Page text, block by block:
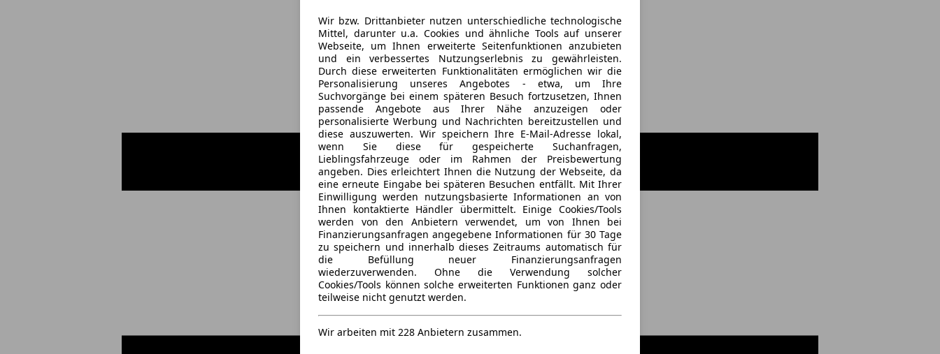
Wir bzw. Drittanbieter nutzen unterschiedliche technologische
Mittel, darunter u.a. Cookies und ähnliche Tools auf unserer
Webseite, um Ihnen erweiterte Seitenfunktionen anzubieten
und ein verbessertes Nutzungserlebnis zu gewährleisten.
Durch diese erweiterten Funktionalitäten ermöglichen wir die
Personalisierung unseres Angebotes - etwa, um Ihre
Suchvorgänge bei einem späteren Besuch fortzusetzen, Ihnen
passende Angebote aus Ihrer Nähe anzuzeigen oder
personalisierte Werbung und Nachrichten bereitzustellen und
diese auszuwerten. Wir speichern Ihre E-Mail-Adresse lokal,
wenn Sie diese für gespeicherte Suchanfragen,
Lieblingsfahrzeuge oder im Rahmen der Preisbewertung
angeben. Dies erleichtert Ihnen die Nutzung der Webseite, da
eine erneute Eingabe bei späteren Besuchen entfällt. Mit Ihrer
Einwilligung werden nutzungsbasierte Informationen an von
Ihnen kontaktierte Händler übermittelt. Einige Cookies/Tools
werden von den Anbietern verwendet, um von Ihnen bei
Finanzierungsanfragen angegebene Informationen für 30 Tage
zu speichern und innerhalb dieses Zeitraums automatisch für
die Befüllung neuer Finanzierungsanfragen
wiederzuverwenden. Ohne die Verwendung solcher
Cookies/Tools können solche erweiterten Funktionen ganz oder
teilweise nicht genutzt werden.
Wir arbeiten mit 228 Anbietern zusammen.